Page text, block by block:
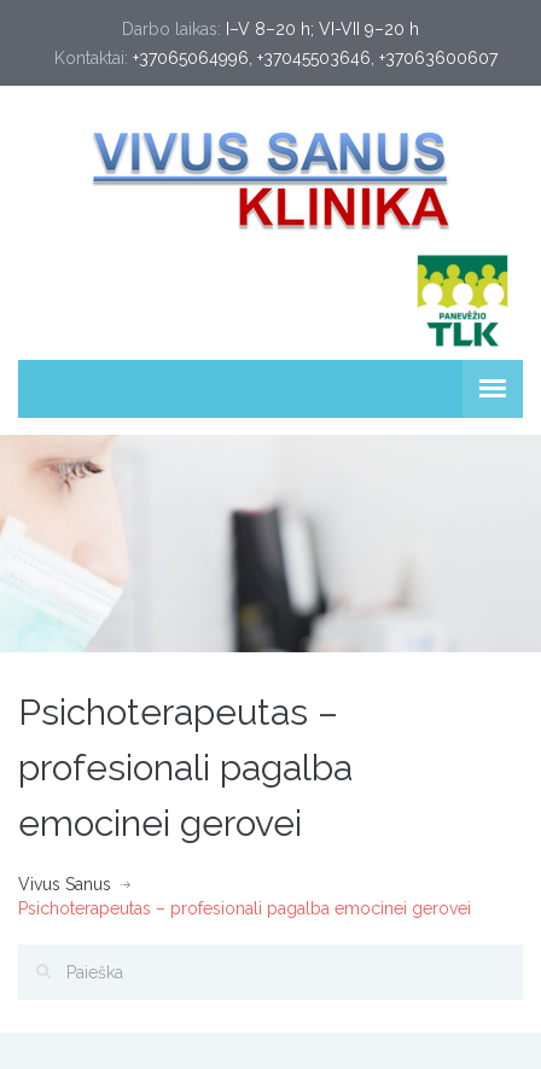
Darbo laikas: I–V 8–20 h; VI-VII 9–20 h
Kontaktai: +37065064996 +37045503646 +37063600607
Psichoterapeutas –
profesionali pagalba
emocinei gerovei
Vivus Sanus
Psichoterapeutas – profesionali pagalba emocinei gerovei